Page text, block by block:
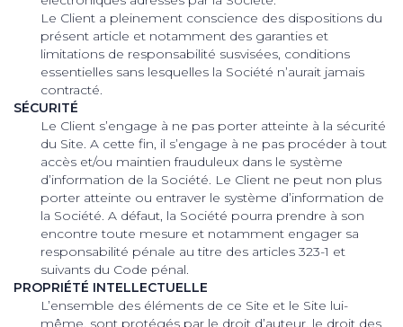
Le Client a pleinement conscience des dispositions du
présent article et notamment des garanties et
limitations de responsabilité susvisées, conditions
essentielles sans lesquelles la Société n’aurait jamais
contracté.
SÉCURITÉ
Le Client s’engage à ne pas porter atteinte à la sécurité
du Site. A cette fin, il s’engage à ne pas procéder à tout
accès et/ou maintien frauduleux dans le système
d’information de la Société. Le Client ne peut non plus
porter atteinte ou entraver le système d’information de
la Société. A défaut, la Société pourra prendre à son
encontre toute mesure et notamment engager sa
responsabilité pénale au titre des articles 323-1 et
suivants du Code pénal.
PROPRIÉTÉ INTELLECTUELLE
L’ensemble des éléments de ce Site et le Site lui-
même, sont protégés par le droit d’auteur, le droit des